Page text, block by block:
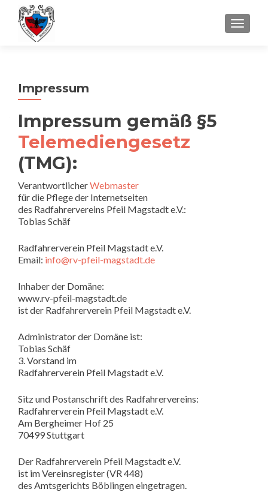
Impressum
Impressum gemäß §5
Telemediengesetz
(TMG):
VerantwortlicherWebmaster
für die Pflege der Internetseiten
des Radfahrervereins Pfeil Magstadt e.V.:
Tobias Schäf
Radfahrerverein Pfeil Magstadt e.V.
Email: info@rv-pfeil-magstadt.de
Inhaber der Domäne:
www.rv-pfeil-magstadt.de
ist der Radfahrerverein Pfeil Magstadt e.V.
Administrator der Domäne ist:
Tobias Schäf
3. Vorstand im
Radfahrerverein Pfeil Magstadt e.V.
Sitz und Postanschrift des Radfahrervereins:
Radfahrerverein Pfeil Magstadt e.V.
Am Bergheimer Hof 25
70499 Stuttgart
Der Radfahrerverein Pfeil Magstadt e.V.
ist im Vereinsregister (VR 448)
des Amtsgerichts Böblingen eingetragen.